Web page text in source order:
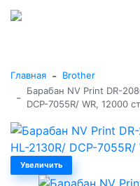
Главная - Brother
-
Барабан NV Print DR-
DCP-7055R/ WR, 12000
Увеличить